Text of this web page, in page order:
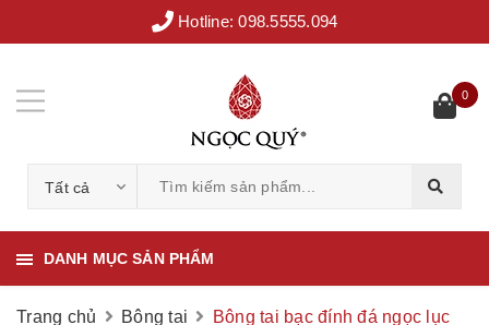
Hotline:098.5555.094
Tất cả
0
DANH MỤC SẢN PHẨM
Trang chủ Bông tai
Bông tai bạc đính đá ngọc lục